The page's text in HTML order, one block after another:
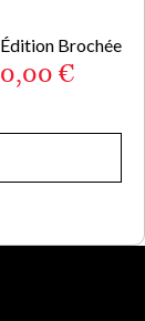
Édition Brochée
0,00 €